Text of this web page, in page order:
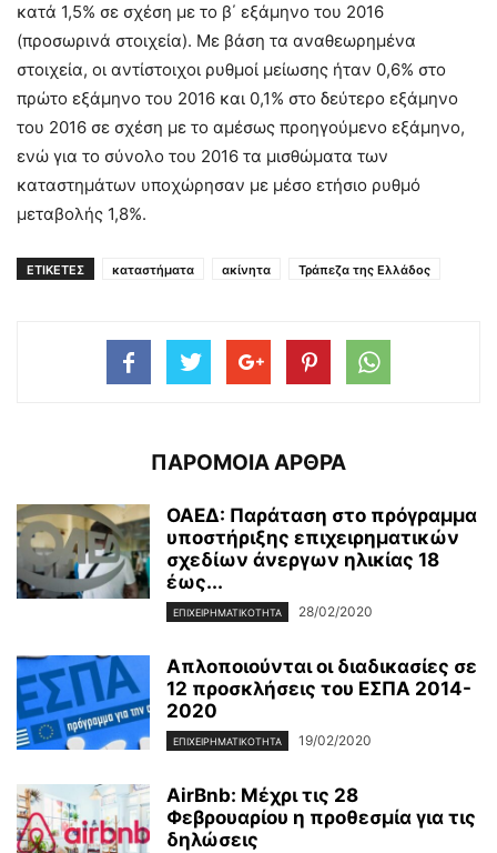
κατά 1,5% σε σχέση με το β΄ εξάμηνο του 2016
(προσωρινά στοιχεία). Με βάση τα αναθεωρημένα
στοιχεία, οι αντίστοιχοι ρυθμοί μείωσης ήταν 0,6% στο
πρώτο εξάμηνο του 2016 και 0,1% στο δεύτερο εξάμηνο
του 2016 σε σχέση με το αμέσως προηγούμενο εξάμηνο,
ενώ για το σύνολο του 2016 τα μισθώματα των
καταστημάτων υποχώρησαν με μέσο ετήσιο ρυθμό
μεταβολής 1,8%.
ΕΤΙΚΕΤΕΣ καταστήματα ακίνητα Τράπεζα της Ελλάδος
ΠΑΡΟΜΟΙΑ ΑΡΘΡΑ
ΟΑΕΔ: Παράταση στο πρόγραμμα
υποστήριξης επιχειρηματικών
σχεδίων άνεργων ηλικίας 18
έως...
ΕΠΙΧΕΙΡΗΜΑΤΙΚΌΤΗΤΑ 28/02/2020
Απλοποιούνται οι διαδικασίες σε
12 προσκλήσεις του ΕΣΠΑ 2014-
2020
ΕΠΙΧΕΙΡΗΜΑΤΙΚΌΤΗΤΑ 19/02/2020
AirBnb: Μέχρι τις 28
Φεβρουαρίου η προθεσμία για τις
δηλώσεις